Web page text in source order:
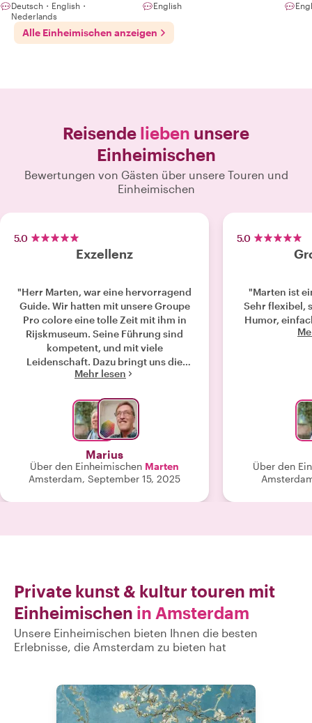
Deutsch・English・
Nederlands
English
Alle Einheimischen anzeigen
Reisende lieben unsere
Einheimischen
Bewertungen von Gästen über unsere Touren und
Einheimischen
5.0
Exzellenz
"Herr Marten, war eine hervorragend
Guide. Wir hatten mit unsere Groupe
Pro colore eine tolle Zeit mit ihm in
Rijskmuseum. Seine Führung sind
kompetent, und mit viele
Leidenschaft. Dazu bringt uns die
Holländer Spirit besser zu verstehen.
Amsterdam. "
Mehr lesen
Marius
Über den Einheimischen Marten
Amsterdam, September 15, 2025
5.0
"Marten ist
Sehr flexibel,
Humor,
Über den
Private kunst & kultur touren mit
Einheimischen in Amsterdam
Unsere Einheimischen bieten Ihnen die besten
Erlebnisse, die Amsterdam zu bieten hat